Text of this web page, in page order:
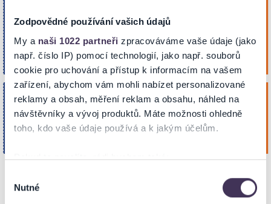
Zodpovědné používání vašich údajů
My a naši 1022 partneři zpracováváme vaše údaje (jako
např. číslo IP) pomocí technologií, jako např. souborů
cookie pro uchování a přístup k informacím na vašem
zařízení, abychom vám mohli nabízet personalizované
reklamy a obsah, měření reklam a obsahu, náhled na
návštěvníky a vývoj produktů. Máte možnosti ohledně
toho, kdo vaše údaje používá a k jakým účelům.
Pokud to povolíte, rádi bychom také:
které mohou být přesné na několik metrů
souhlasu
Nutné
23
Říj. 2026
17:00
23.10.2026 17:00 / MAGIC PASS
OPAVA
Víceúčelová sportovní hala
OPAVA
Koupit
pátek
23
Říj. 2026
HARLEM GLOBETROTTERS - THE 100
YEAR TOUR
Víceúčelová sportovní hala